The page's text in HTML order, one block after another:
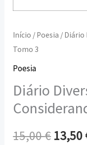
Início / Poesia / Diário
Tomo 3
Poesia
Diário
15,00€ 13,50